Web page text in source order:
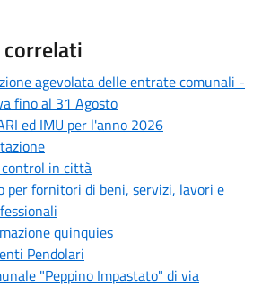
agevolata delle entrate comunali -
fino al 31 Agosto
ed IMU per l'anno 2026
in città
per fornitori di beni, servizi, lavori e
quinquies
Pendolari
"Peppino Impastato" di via